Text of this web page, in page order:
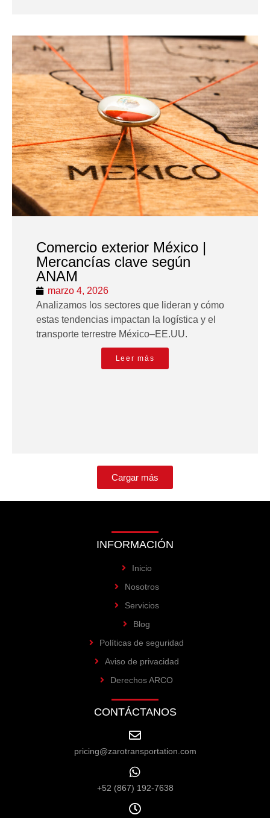
Comercio exterior México |
Mercancías clave según
ANAM
marzo 4, 2026
Analizamos los sectores que lideran y cómo
estas tendencias impactan la logística y el
transporte terrestre México–EE.UU.
Leer más
Cargar más
INFORMACIÓN
Inicio
Nosotros
Servicios
Blog
Políticas de seguridad
Aviso de privacidad
Derechos ARCO
CONTÁCTANOS
pricing@zarotransportation.com
+52 (867) 192-7638